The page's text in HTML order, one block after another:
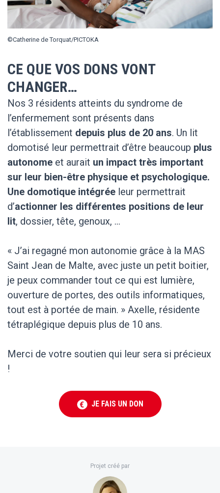
©Catherine de Torquat/PICTOKA
CE QUE VOS DONS VONT
CHANGER…
Nos 3 résidents atteints du syndrome de
l’enfermement sont présents dans
l’établissement depuis plus de 20 ans. Un lit
domotisé leur permettrait d’être beaucoup plus
autonome et aurait un impact très important
sur leur bien-être physique et psychologique.
Une domotique intégrée leur permettrait
d’actionner les différentes positions de leur
lit, dossier, tête, genoux, …
« J’ai regagné mon autonomie grâce à la MAS
Saint Jean de Malte, avec juste un petit boitier,
je peux commander tout ce qui est lumière,
ouverture de portes, des outils informatiques,
tout est à portée de main. » Axelle, résidente
tétraplégique depuis plus de 10 ans.
Merci de votre soutien qui leur sera si précieux
!
€ JE FAIS UN DON
Projet créé par